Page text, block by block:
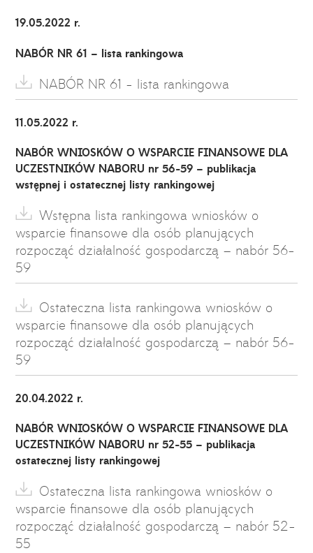
19.05.2022 r.
NABÓR NR 61 – lista rankingowa
NABÓR NR 61 - lista rankingowa
11.05.2022 r.
NABÓR WNIOSKÓW O WSPARCIE FINANSOWE DLA
UCZESTNIKÓW NABORU nr 56-59 – publikacja
wstępnej i ostatecznej listy rankingowej
Wstępna lista rankingowa wniosków o
wsparcie finansowe dla osób planujących
rozpocząć działalność gospodarczą – nabór 56-
59
Ostateczna lista rankingowa wniosków o
wsparcie finansowe dla osób planujących
rozpocząć działalność gospodarczą – nabór 56-
59
20.04.2022 r.
NABÓR WNIOSKÓW O WSPARCIE FINANSOWE DLA
UCZESTNIKÓW NABORU nr 52-55 – publikacja
ostatecznej listy rankingowej
Ostateczna lista rankingowa wniosków o
wsparcie finansowe dla osób planujących
rozpocząć działalność gospodarczą – nabór 52-
55